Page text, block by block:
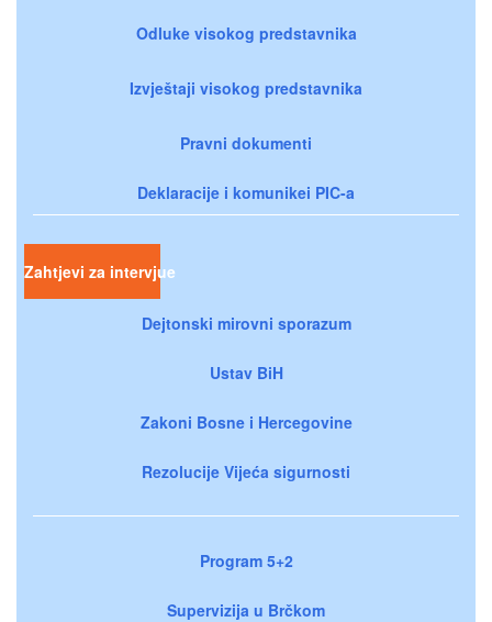
Odluke visokog predstavnika
Izvještaji visokog predstavnika
Pravni dokumenti
Deklaracije i komunikei PIC-a
Zahtjevi za intervjue
Dejtonski mirovni sporazum
Ustav BiH
Zakoni Bosne i Hercegovine
Rezolucije Vijeća sigurnosti
Program 5+2
Supervizija u Brčkom